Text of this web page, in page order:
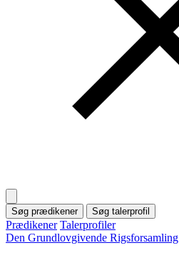
Søg prædikener Søg talerprofil
Prædikener Talerprofiler
Den Grundlovgivende Rigsforsamling